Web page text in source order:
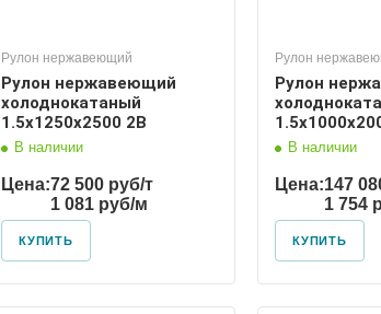
Рулон нержавеющий
Рулон нержавеющий
холоднокатаный
1.5х1250х2500 2В
В наличии
Цена:72 500 руб/т
1 081 руб/м
КУПИТЬ
Рулон
Рулон
В наличии
Цена:147
1 754
КУПИТЬ